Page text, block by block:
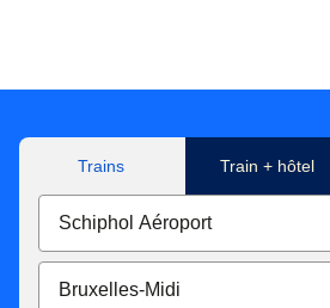
Trains Train + hôtel